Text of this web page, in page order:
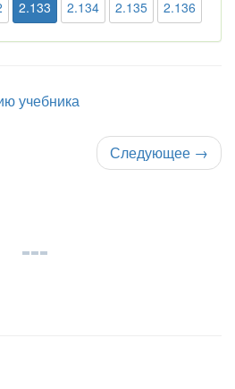
2.133 2.134 2.135 2.136
учебника
Следующее →